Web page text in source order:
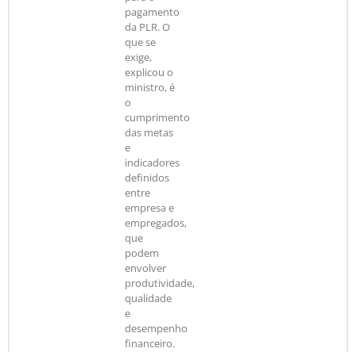
pagamento
da PLR. O
que se
exige,
explicou o
ministro, é
o
cumprimento
das metas
e
indicadores
definidos
entre
empresa e
empregados,
que
podem
envolver
produtividade,
qualidade
e
desempenho
financeiro.